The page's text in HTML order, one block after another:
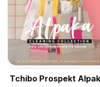
Tchibo Prospekt